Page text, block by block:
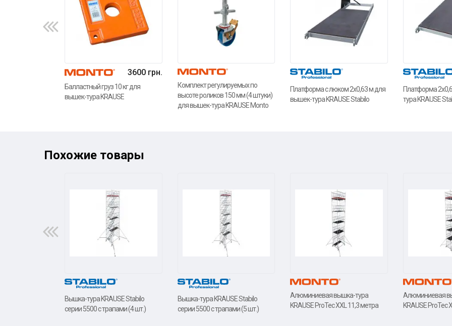
3600 грн.
Балластный груз 10 кг для
вышек-тура KRAUSE
Комплект регулируемых по
высоте роликов 150 мм (4 штуки)
для вышек-тура KRAUSE Monto
Платформа с люком 2х0,63 м для
вышек-тура KRAUSE Stabilo
Платформа
тура KRAUSE
Похожие товары
Вышка-тура KRAUSE Stabilo
серии 5500 с трапами (4 шт.)
Вышка-тура KRAUSE Stabilo
серии 5500 с трапами (5 шт.)
Алюминиевая вышка-тура
KRAUSE ProTec XXL 11,3 метра
Алюминиевая
KRAUSE ProTec